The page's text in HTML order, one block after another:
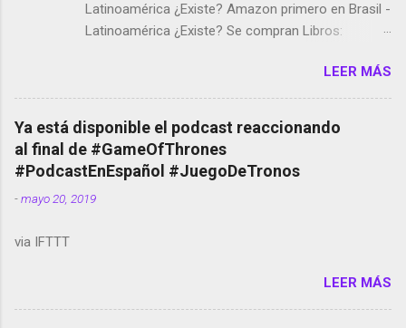
Latinoamérica ¿Existe? Amazon primero en Brasil -
Latinoamérica ¿Existe? Se compran Libros:
temporada de Black Mirror Twitter deja de verificar
cuentas Responden los fotógrafos Brian May y el
copyright en Instagram Música y vídeo selfies en la
red social Riddley Scott saca a Kevin Spacey de su
película Francisco regaña a los que usan el
smartphone en sus misas La serie de la Tierra
Media GoBee - StartUp de bicicletas de alquiler
Live Photos en Google Photos Llegando Partimos
Dictados en Android El tamaño y su importancia...
LEER MÁS
Ya está disponible el podcast reaccionando
al final de #GameOfThrones
#PodcastEnEspañol #JuegoDeTronos
-mayo 20, 2019
via IFTTT
LEER MÁS